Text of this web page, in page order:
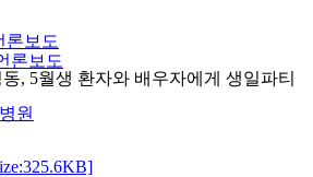
론보도
론보도
, 5월생 환자와 배우자에게 생일파티
원